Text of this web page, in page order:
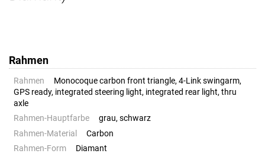
Rahmen
Rahmen
Monocoque carbon front triangle, 4-Link swingarm,
GPS ready, integrated steering light, integrated rear light, thru
axle
Rahmen-Hauptfarbe
grau, schwarz
Rahmen-Material
Carbon
Rahmen-Form
Diamant